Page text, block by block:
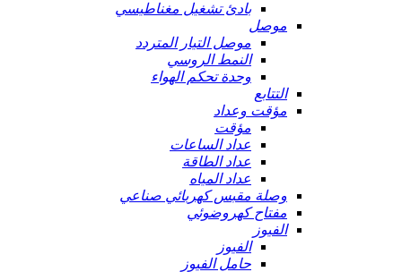
بادئ تشغيل مغناطيسي
موصل
موصل التيار المتردد
النمط الروسي
وحدة تحكم الهواء
التتابع
مؤقت وعداد
مؤقت
عداد الساعات
عداد الطاقة
عداد المياه
وصلة مقبس كهربائي صناعي
مفتاح كهروضوئي
الفيوز
الفيوز
حامل الفيوز